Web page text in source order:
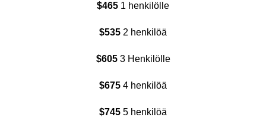
$465 1 henkilölle
$535 2 henkilöä
$6053 Henkilölle
$675 4 henkilöä
$745 5 henkilöä